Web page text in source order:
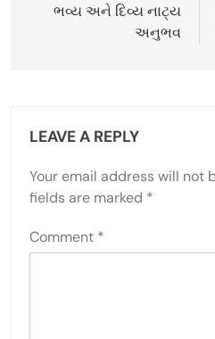
ભવ્ય અને દિવ્ય નાટ્ય
અનુભવ
LEAVE A REPLY
Your email address will not
fields are marked *
Comment *